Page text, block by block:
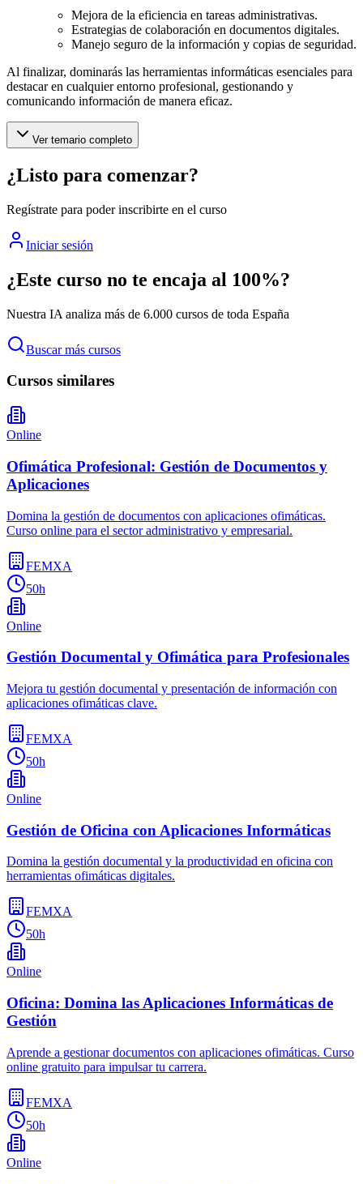
Mejora de la eficiencia en tareas administrativas.
Estrategias de colaboración en documentos digitales.
Manejo seguro de la información y copias de seguridad.
Al finalizar, dominarás las herramientas informáticas esenciales para
destacar en cualquier entorno profesional, gestionando y
comunicando información de manera eficaz.
Ver temario completo
¿Listo para comenzar?
Regístrate para poder inscribirte en el curso
Iniciar sesión
¿Este curso no te encaja al 100%?
Nuestra IA analiza más de 6.000 cursos de toda España
Buscar más cursos
Cursos similares
Online
Ofimática Profesional: Gestión de Documentos y
Aplicaciones
Domina la gestión de documentos con aplicaciones ofimáticas.
Curso online para el sector administrativo y empresarial.
FEMXA
50h
Online
Gestión Documental y Ofimática para Profesionales
Mejora tu gestión documental y presentación de información con
aplicaciones ofimáticas clave.
FEMXA
50h
Online
Gestión de Oficina con Aplicaciones Informáticas
Domina la gestión documental y la productividad en oficina con
herramientas ofimáticas digitales.
FEMXA
50h
Online
Oficina: Domina las Aplicaciones Informáticas de
Gestión
Aprende a gestionar documentos con aplicaciones ofimáticas. Curso
online gratuito para impulsar tu carrera.
FEMXA
50h
Online